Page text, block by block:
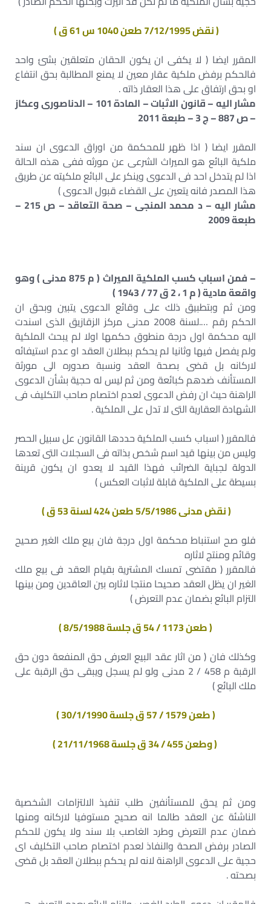
( نقض 7/12/1995 طعن 1040 س 61 ق )
المقرر ايضا ( لا يكفى ان يكون الحقان متعلقين بشئ واحد
فالحكم برفض ملكية عقار معين لا يمنع المطالبة بحق انتفاع
او بحق ارتفاق على هذا العقار ذاته .
مشار اليه – قانون الاثبات – المادة 101 – الدناصورى وعكاز
– ص 887 – ج 3 – طبعة 2011
المقرر ايضا ( اذا ظهر للمحكمة من اوراق الدعوى ان سند
ملكية البائع هو الميراث الشرعى عن مورثه ففى هذه الحالة
اذا لم يتدخل احد فى الدعوى وينكر على البائع ملكيته عن طريق
هذا المصدر فانه يتعين على القضاء قبول الدعوى )
مشار اليه – د محمد المنجى – صحة التعاقد – ص 215 –
طبعة 2009
– فمن اسباب كسب الملكية الميراث ( م 875 مدنى ) وهو
واقعة مادية ( م 1 ، 2 ق 77 / 1943 )
ومن ثم وبتطبيق ذلك على وقائع الدعوى يتبين وبحق ان
الحكم رقم ….لسنة 2008 مدنى مركز الزقازيق الذى اسندت
اليه محكمة اول درجة منطوق حكمها اولا لم يبحث الملكية
ولم يفصل فيها وثانيا لم يحكم ببطلان العقد او عدم استيفائه
لاركانه بل قضى بصحة العقد ونسبة صدوره الى مورثة
المستأنف ضدهم كبائعة ومن ثم ليس له حجية بشأن الدعوى
الراهنة حيث ان رفض الدعوى لعدم اختصام صاحب التكليف فى
الشهادة العقارية التى لا تدل على الملكية .
فالمقرر ( اسباب كسب الملكية حددها القانون عل سبيل الحصر
وليس من بينها قيد اسم شخص بذاته فى السجلات التى تعدها
الدولة لجباية الضرائب فهذا القيد لا يعدو ان يكون قرينة
بسيطة على الملكية قابلة لاثبات العكس )
( نقض مدنى 5/5/1986 طعن 424 لسنة 53 ق )
فلو صح استنباط محكمة اول درجة فان بيع ملك الغير صحيح
وقائم ومنتج لاثاره
فالمقرر ( مقتضى تمسك المشترية بقيام العقد فى بيع ملك
الغير ان يظل العقد صحيحا منتجا لاثاره بين العاقدين ومن بينها
التزام البائع بضمان عدم التعرض )
( طعن 1173 / 54 ق جلسة 8/5/1988 )
وكذلك فان ( من اثار عقد البيع العرفى حق المنفعة دون حق
الرقبة م 458 / 2 مدنى ولو لم يسجل ويبقى حق الرقبة على
ملك البائع )
( طعن 1579 / 57 ق جلسة 30/1/1990 )
( وطعن 455 / 34 ق جلسة 21/11/1968 )
ومن ثم يحق للمستأنفين طلب تنفيذ الالتزامات الشخصية
الناشئة عن العقد طالما انه صحيح مستوفيا لاركانه ومنها
ضمان عدم التعرض وطرد الغاصب بلا سند ولا يكون للحكم
الصادر برفض الصحة والنفاذ لعدم اختصام صاحب التكليف اى
حجية على الدعوى الراهنة لانه لم يحكم ببطلان العقد بل قضى
بصحته .